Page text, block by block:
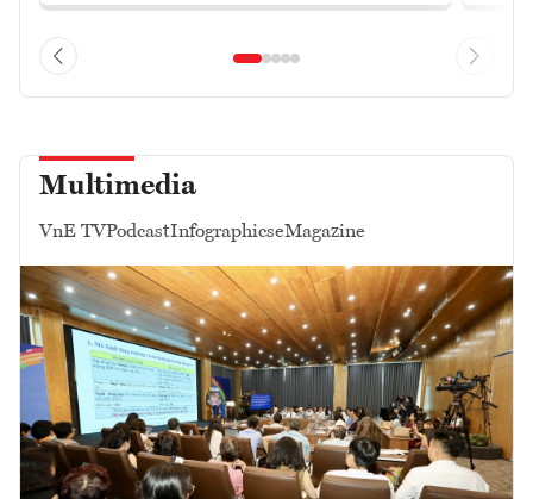
Multimedia
VnE TVPodcastInfographicseMagazine